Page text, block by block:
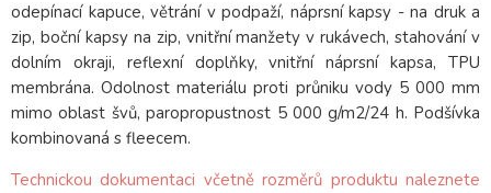
odepínací kapuce, větrání v podpaží, náprsní kapsy - na druk a
zip, boční kapsy na zip, vnitřní manžety v rukávech, stahování v
dolním okraji, reflexní doplňky, vnitřní náprsní kapsa, TPU
membrána. Odolnost materiálu proti průniku vody 5 000 mm
mimo oblast švů, paropropustnost 5 000 g/m2/24 h. Podšívka
kombinovaná s fleecem.
Technickou dokumentaci včetně rozměrů produktu naleznete